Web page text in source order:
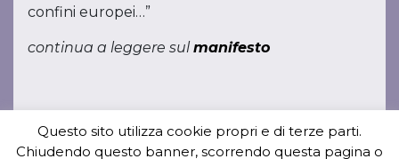
confini europei…”
continua a leggere sulmanifesto
« Tutti gli articoli
Questo sito utilizza cookie propri e di terze parti.
Chiudendo questo banner, scorrendo questa pagina o